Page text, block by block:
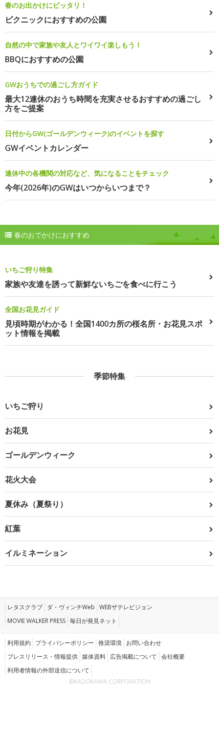
春のお出かけにピッタリ！
ピクニックにおすすめの公園
自然の中で家族や友人とワイワイ楽しもう！
BBQにおすすめの公園
GWおうちでの過ごし方ガイド
最大12連休のおうち時間を充実させるおすすめの過ごし
方をご提案
日付からGW(ゴールデンウィーク)のイベントを探す
GWイベントカレンダー
連休中の各機関の対応など、気になることをチェック
今年(2026年)のGWはいつからいつまで？
春のおでかけにおすすめ
いちご狩り特集
家族や友達を誘って新鮮ないちごを食べに行こう
全国お花見ガイド
見頃時期がわかる！全国1400カ所の桜名所・お花見スポ
ット情報を掲載
季節特集
いちご狩り
お花見
ゴールデンウィーク
花火大会
夏休み（夏祭り）
紅葉
イルミネーション
レタスクラブ ダ・ヴィンチWeb WEBザテレビジョン
MOVIE WALKER PRESS 毎日が発見ネット
利用規約 プライバシーポリシー 推奨環境 お問い合わせ
プレスリリース・情報提供 媒体資料 広告掲載について 会社概要
利用者情報の外部送信について
©KADOKAWA CORPORATION